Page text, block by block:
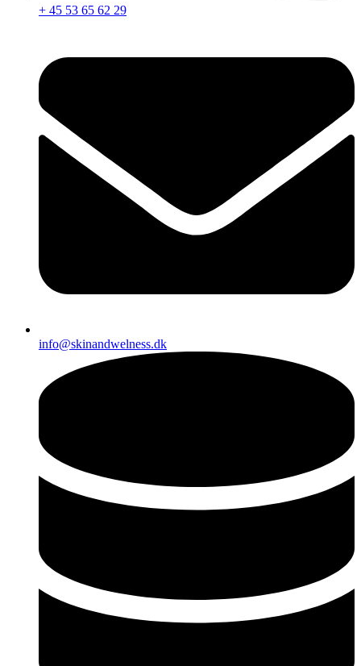
+ 45 53 65 62 29
info@skinandwelness.dk